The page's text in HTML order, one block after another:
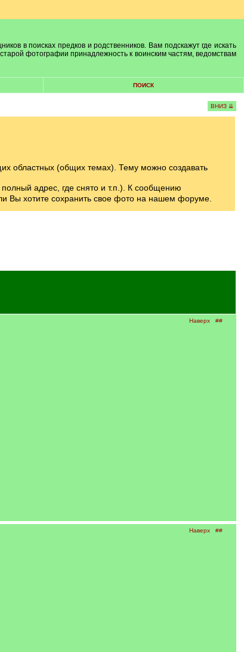
в поисках предков и родственников. Вам подскажут где искать
фотографии принадлежность к воинским частям, ведомствам
ПОИСК
ВНИЗ ⇊
областных (общих темах). Тему можно создавать
адрес, где снято и т.п.). К сообщению
Вы хотите сохранить свое фото на нашем форуме.
Наверх ##
Наверх ##